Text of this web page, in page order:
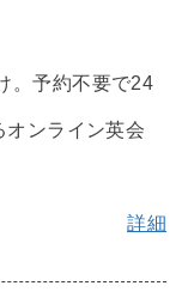
。予約不要で24
オンライン英会
詳細